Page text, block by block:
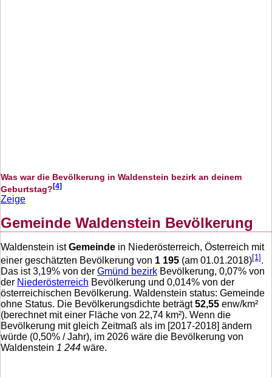
Was war die Bevölkerung in Waldenstein bezirk an deinem
Geburtstag?[4]
Zeige
Gemeinde Waldenstein Bevölkerung
Waldenstein istGemeinde in Niederösterreich, Österreich mit
einer geschätzten Bevölkerung von 1 195 (am 01.01.2018)[1] .
Das ist3,19% von der Gmünd bezirk Bevölkerung, 0,07% von
der Niederösterreich Bevölkerung und 0,014% von der
österreichischen Bevölkerung. Waldenstein status: Gemeinde
ohne Status. Die Bevölkerungsdichte beträgt52,55 enw/km²
(berechnet mit einer Fläche von 22,74 km²). Wenn die
Bevölkerung mit gleich Zeitmaß als im [2017-2018] ändern
würde (0,50% / Jahr), im 2026 wäre die Bevölkerung von
Waldenstein 1 244 wäre.